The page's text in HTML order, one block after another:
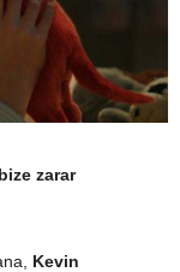
zarar
Kevin